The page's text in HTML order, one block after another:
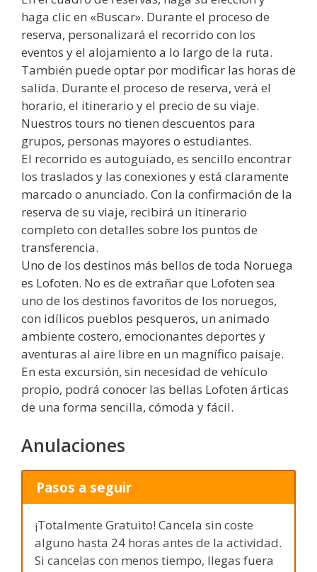
haga clic en «Buscar». Durante el proceso de
reserva, personalizará el recorrido con los
eventos y el alojamiento a lo largo de la ruta.
También puede optar por modificar las horas de
salida. Durante el proceso de reserva, verá el
horario, el itinerario y el precio de su viaje.
Nuestros tours no tienen descuentos para
grupos, personas mayores o estudiantes.
El recorrido es autoguiado, es sencillo encontrar
los traslados y las conexiones y está claramente
marcado o anunciado. Con la confirmación de la
reserva de su viaje, recibirá un itinerario
completo con detalles sobre los puntos de
transferencia.
Uno de los destinos más bellos de toda Noruega
es Lofoten. No es de extrañar que Lofoten sea
uno de los destinos favoritos de los noruegos,
con idílicos pueblos pesqueros, un animado
ambiente costero, emocionantes deportes y
aventuras al aire libre en un magnífico paisaje.
En esta excursión, sin necesidad de vehículo
propio, podrá conocer las bellas Lofoten árticas
de una forma sencilla, cómoda y fácil.
Anulaciones
Pasos a seguir
¡Totalmente Gratuito! Cancela sin coste
alguno hasta 24 horas antes de la actividad.
Si cancelas con menos tiempo, llegas fuera